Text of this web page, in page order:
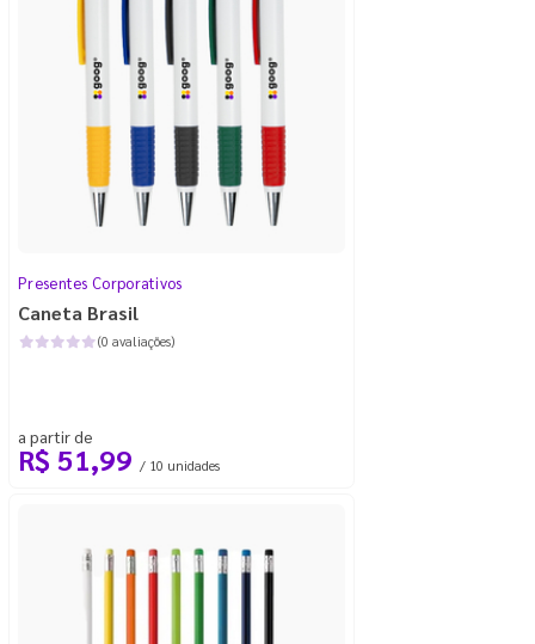
Presentes Corporativos
Caneta Brasil
(0 avaliações)
a partir de
R$ 51,99 / 10 unidades